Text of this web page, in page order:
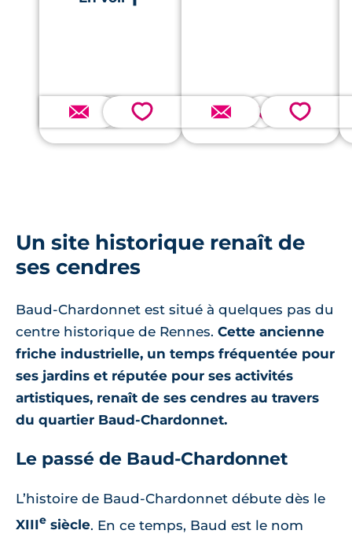
💗 💗
Un site historique renaît de
ses cendres
Baud-Chardonnet est situé à quelques pas du
centre historique de Rennes. Cette ancienne
friche industrielle, un temps fréquentée pour
ses jardins et réputée pour ses activités
artistiques, renaît de ses cendres au travers
du quartier Baud-Chardonnet.
Le passé de Baud-Chardonnet
L’histoire de Baud-Chardonnet débute dès le
XIIIe siècle. En ce temps, Baud est le nom